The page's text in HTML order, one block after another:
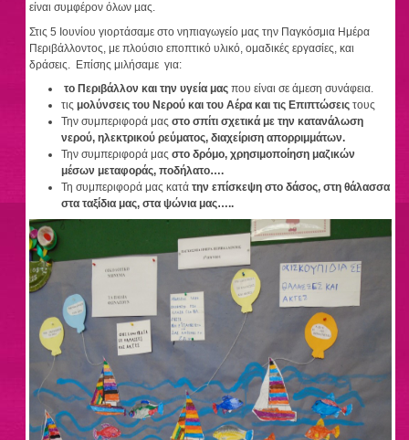
είναι συµφέρον όλων µας.
Στις 5 Ιουνίου γιορτάσαμε στο νηπιαγωγείο μας την Παγκόσμια Ημέρα
Περιβάλλοντος, με πλούσιο εποπτικό υλικό, ομαδικές εργασίες, και
δράσεις. Επίσης μιλήσαμε για:
το Περιβάλλον και την υγεία μας που είναι σε άμεση συνάφεια.
τιςμολύνσεις του Νερού και του Αέρα και τις Επιπτώσεις τους
Την συμπεριφορά μαςστο σπίτι σχετικά με την κατανάλωση
νερού, ηλεκτρικού ρεύματος, διαχείριση απορριμμάτων.
Την συμπεριφορά μας στο δρόμο, χρησιμοποίηση μαζικών
μέσων μεταφοράς, ποδήλατο….
Τη συμπεριφορά μας κατάτην επίσκεψη στο δάσος, στη θάλασσα
στα ταξίδια μας, στα ψώνια μας…..